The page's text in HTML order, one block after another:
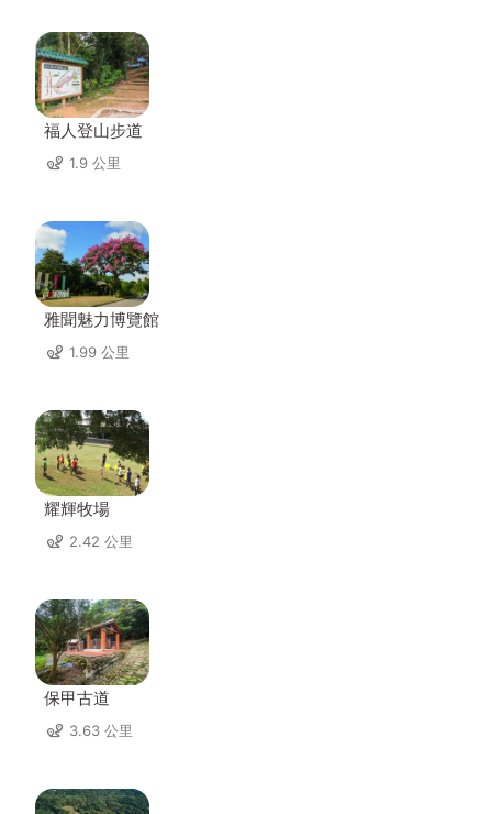
福人登山步道
1.9 公里
雅聞魅力博覽館
1.99 公里
耀輝牧場
2.42 公里
保甲古道
3.63 公里